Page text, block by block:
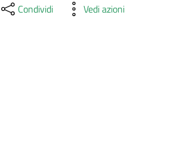
Condividi Vedi azioni